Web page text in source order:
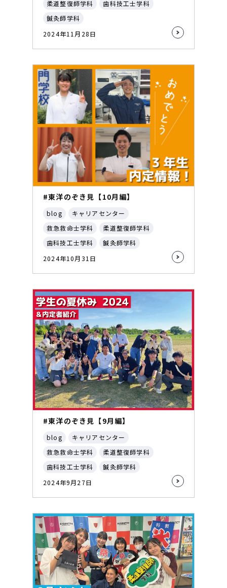
柔道整復師学科
歯科技工士学科
鍼灸師学科
2024年11月28日
#東洋のぞき見【10月編】
blog
キャリアセンター
救急救命士学科
柔道整復師学科
歯科技工士学科
鍼灸師学科
2024年10月31日
#東洋のぞき見【9月編】
blog
キャリアセンター
救急救命士学科
柔道整復師学科
歯科技工士学科
鍼灸師学科
2024年9月27日